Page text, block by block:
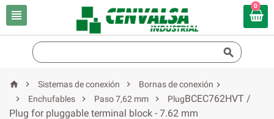

0

  Sistemas de conexión 
Bornas de conexión

Enchufables  Paso 7,62 mm  Plug

BCEC762HVT /
Plug for pluggable terminal block - 7.62 mm